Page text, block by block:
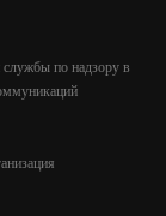
по надзору в